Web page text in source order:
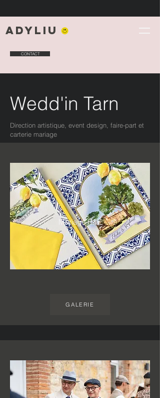
Adyliu
CONTACT
Wedd'in Tarn
Direction artistique, event design, faire-part et
carterie mariage
Mariage R&E
GALERIE